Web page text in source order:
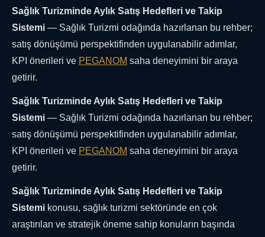
Sağlık Turizminde Aylık Satış Hedefleri ve Takip
Sistemi — Sağlık Turizmi odağında hazırlanan bu rehber;
satış dönüşümü perspektifinden uygulanabilir adımlar,
KPI önerileri ve PEGANOM saha deneyimini bir araya
getirir.
Sağlık Turizminde Aylık Satış Hedefleri ve Takip
Sistemi — Sağlık Turizmi odağında hazırlanan bu rehber;
satış dönüşümü perspektifinden uygulanabilir adımlar,
KPI önerileri ve PEGANOM saha deneyimini bir araya
getirir.
Sağlık Turizminde Aylık Satış Hedefleri ve Takip
Sistemi konusu, sağlık turizmi sektöründe en çok
araştırılan ve stratejik öneme sahip konuların başında